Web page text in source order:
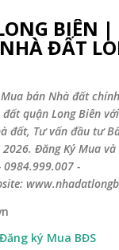
Chuyển đến nội dung chính
BIÊN |
ĐẤT
bán Nhà đất
quận Long Biên
đất, Tư vấn đầu tư
Đăng Ký Mua
0984.999.007 -
Đăng ký Mua BĐS